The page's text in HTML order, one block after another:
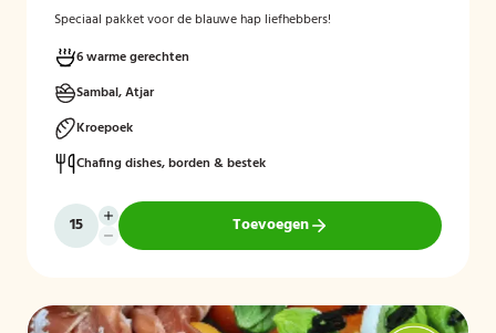
Speciaal pakket voor de blauwe hap liefhebbers!
6 warme gerechten
Sambal, Atjar
Kroepoek
Chafing dishes, borden & bestek
Toevoegen